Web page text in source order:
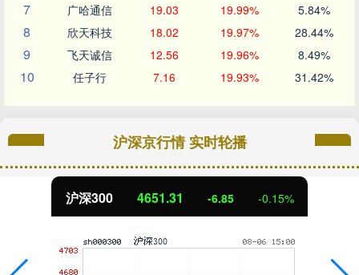
7 广哈通信 19.03 19.99% 5.84%
8 欣天科技 18.02 19.97% 28.44%
9 飞天诚信 12.56 19.96% 8.49%
10 任子行 7.16 19.93% 31.42%
沪深京行情 实时轮播
沪深300 4651.31 -6.85 -0.15%